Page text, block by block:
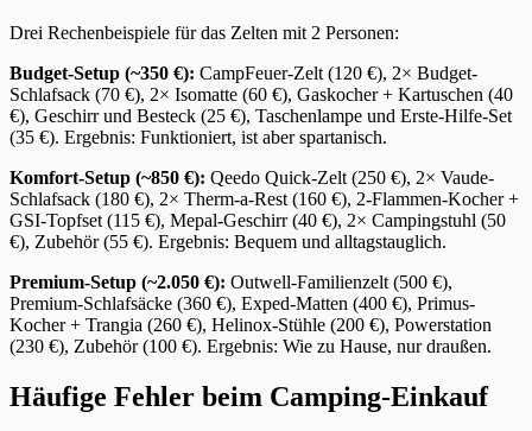
Drei Rechenbeispiele für das Zelten mit 2 Personen:
Budget-Setup (~350 €): CampFeuer-Zelt (120 €), 2× Budget-
Schlafsack (70 €), 2× Isomatte (60 €), Gaskocher + Kartuschen (40
€), Geschirr und Besteck (25 €), Taschenlampe und Erste-Hilfe-Set
(35 €). Ergebnis: Funktioniert, ist aber spartanisch.
Komfort-Setup (~850 €): Qeedo Quick-Zelt (250 €), 2× Vaude-
Schlafsack (180 €), 2× Therm-a-Rest (160 €), 2-Flammen-Kocher +
GSI-Topfset (115 €), Mepal-Geschirr (40 €), 2× Campingstuhl (50
€), Zubehör (55 €). Ergebnis: Bequem und alltagstauglich.
Premium-Setup (~2.050 €): Outwell-Familienzelt (500 €),
Premium-Schlafsäcke (360 €), Exped-Matten (400 €), Primus-
Kocher + Trangia (260 €), Helinox-Stühle (200 €), Powerstation
(230 €), Zubehör (100 €). Ergebnis: Wie zu Hause, nur draußen.
Häufige Fehler beim Camping-Einkauf